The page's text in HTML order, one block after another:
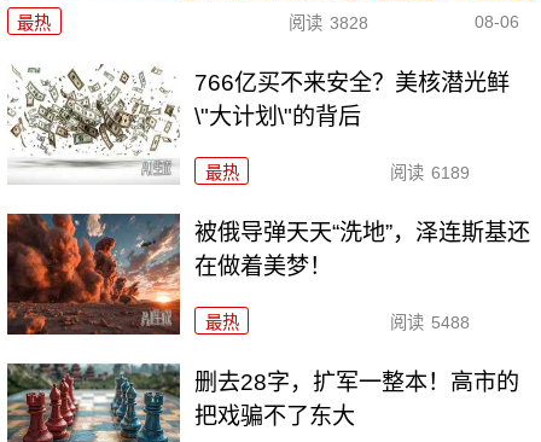
最热 阅读 3828 08-06
766亿买不来安全？美核潜光鲜
\"大计划\"的背后
最热 阅读 6189
被俄导弹天天“洗地”，泽连斯基还
在做着美梦！
最热 阅读 5488
删去28字，扩军一整本！高市的
把戏骗不了东大